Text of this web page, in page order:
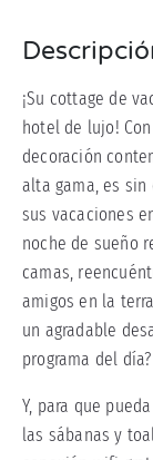
¡Su cottage de
hotel de lujo!
decoración
alta gama, es
sus vacaciones
noche de sueño
camas,
amigos en la
un agradable
programa del día?
Y, para que
las sábanas y